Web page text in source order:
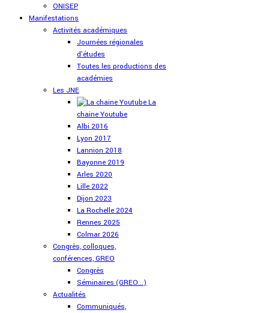
ONISEP
Manifestations
Activités académiques
Journées régionales
d'études
Toutes les productions des
académies
Les JNE
La
chaine Youtube
Albi 2016
Lyon 2017
Lannion 2018
Bayonne 2019
Arles 2020
Lille 2022
Dijon 2023
La Rochelle 2024
Rennes 2025
Colmar 2026
Congrès, colloques,
conférences, GREO
Congrès
Séminaires (GREO...)
Actualités
Communiqués,